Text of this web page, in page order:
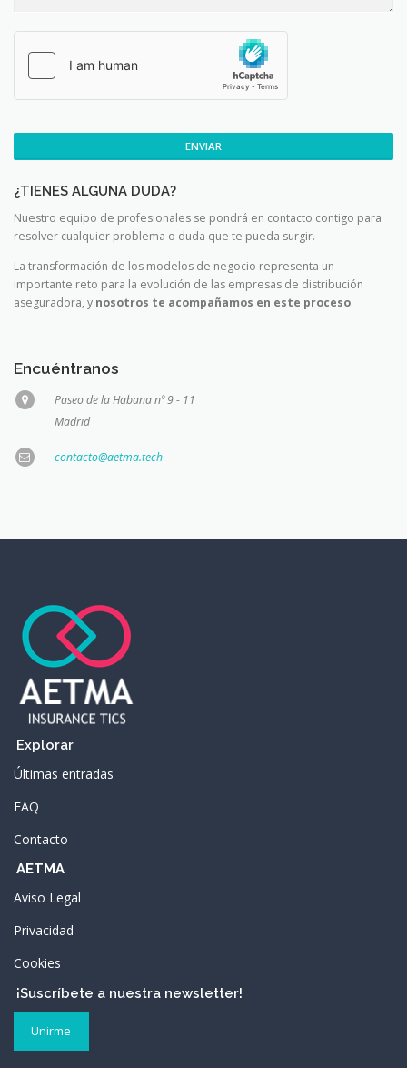
ENVIAR
¿TIENES ALGUNA DUDA?
Nuestro equipo de profesionales se pondrá en contacto contigo para
resolver cualquier problema o duda que te pueda surgir.
La transformación de los modelos de negocio representa un
importante reto para la evolución de las empresas de distribución
aseguradora, y nosotros te acompañamos en este proceso.
Encuéntranos
Paseo de la Habana nº 9 - 11
Madrid
contacto@aetma.tech
Explorar
Últimas entradas
FAQ
Contacto
AETMA
Aviso Legal
Privacidad
Cookies
¡Suscríbete a nuestra newsletter!
Unirme